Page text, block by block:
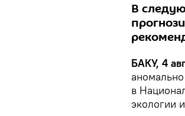
В
БАКУ, 4
в
экологии